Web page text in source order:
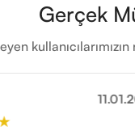
Gerçek
Muh***